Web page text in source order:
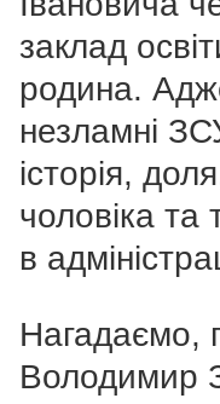
заклад
родина.
незламні
історія,
чоловіка та
в
Нагадаємо,
Володимир